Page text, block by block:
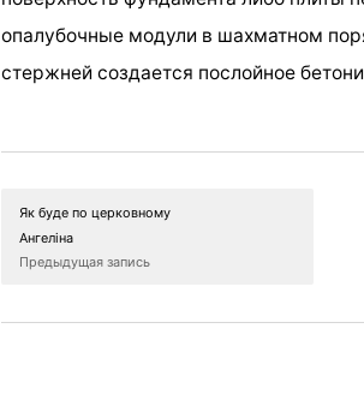
опалубочные модули в шахматном
стержней создается послойное
Як буде по церковному
Ангеліна
Предыдущая запись